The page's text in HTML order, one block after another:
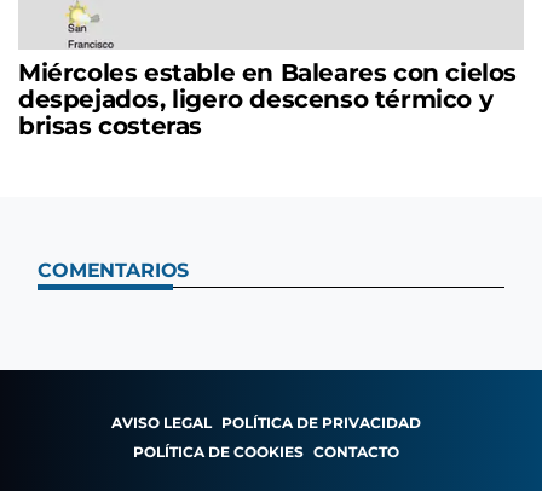
Miércoles estable en Baleares con cielos
despejados, ligero descenso térmico y
brisas costeras
COMENTARIOS
AVISO LEGAL POLÍTICA DE PRIVACIDAD
POLÍTICA DE COOKIES CONTACTO